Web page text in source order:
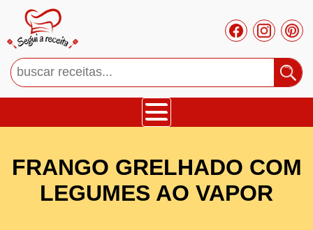
FRANGO GRELHADO COM
LEGUMES AO VAPOR